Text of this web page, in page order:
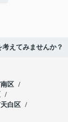
えてみませんか？
区
白区